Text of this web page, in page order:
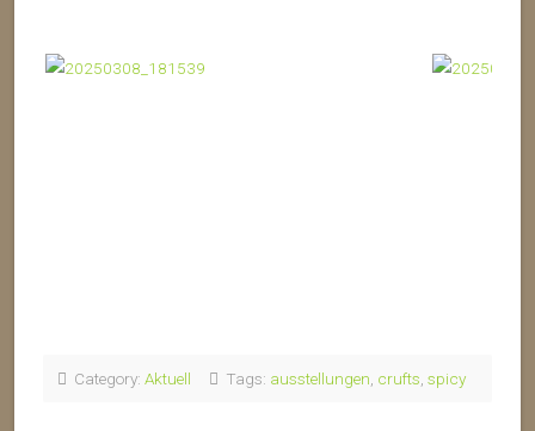
Category: Aktuell Tags: ausstellungen crufts spicy